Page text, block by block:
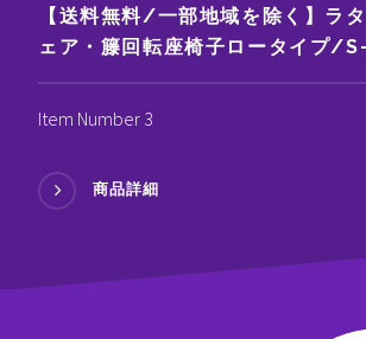
【送料無料/一部地域を除く】ラ
ェア・籐回転座椅子ロータイプ/
Item Number 3
商品詳細